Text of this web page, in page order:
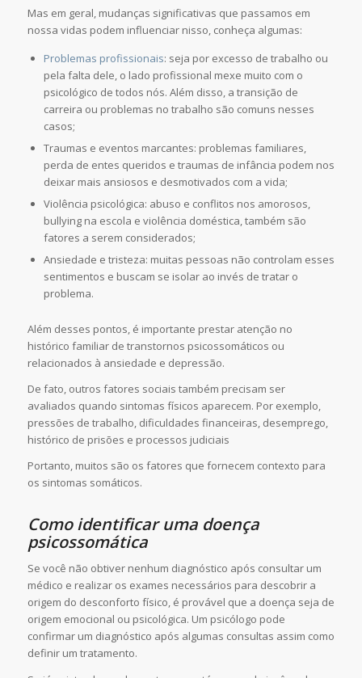
Mas em geral, mudanças significativas que passamos em
nossa vidas podem influenciar nisso, conheça algumas:
Problemas profissionais: seja por excesso de trabalho ou
pela falta dele, o lado profissional mexe muito com o
psicológico de todos nós. Além disso, a transição de
carreira ou problemas no trabalho são comuns nesses
casos;
Traumas e eventos marcantes: problemas familiares,
perda de entes queridos e traumas de infância podem nos
deixar mais ansiosos e desmotivados com a vida;
Violência psicológica: abuso e conflitos nos amorosos,
bullying na escola e violência doméstica, também são
fatores a serem considerados;
Ansiedade e tristeza: muitas pessoas não controlam esses
sentimentos e buscam se isolar ao invés de tratar o
problema.
Além desses pontos, é importante prestar atenção no
histórico familiar de transtornos psicossomáticos ou
relacionados à ansiedade e depressão.
De fato, outros fatores sociais também precisam ser
avaliados quando sintomas físicos aparecem. Por exemplo,
pressões de trabalho, dificuldades financeiras, desemprego,
histórico de prisões e processos judiciais
Portanto, muitos são os fatores que fornecem contexto para
os sintomas somáticos.
Como identificar uma doença
psicossomática
Se você não obtiver nenhum diagnóstico após consultar um
médico e realizar os exames necessários para descobrir a
origem do desconforto físico, é provável que a doença seja de
origem emocional ou psicológica. Um psicólogo pode
confirmar um diagnóstico após algumas consultas assim como
definir um tratamento.